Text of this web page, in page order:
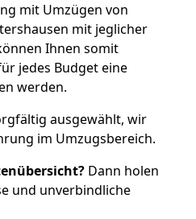
mit Umzügen von
mit jeglicher
Ihnen somit
jedes Budget eine
werden.
ausgewählt, wir
im Umzugsbereich.
Dann holen
und unverbindliche